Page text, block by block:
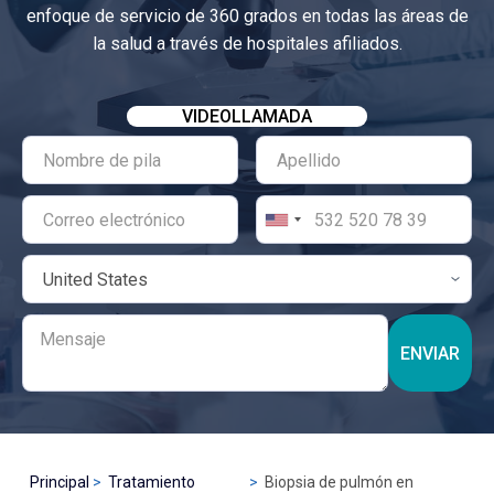
enfoque de servicio de 360 grados en todas las áreas de
la salud a través de hospitales afiliados.
VIDEOLLAMADA
ENVIAR
Principal
Tratamiento
Biopsia de pulmón en